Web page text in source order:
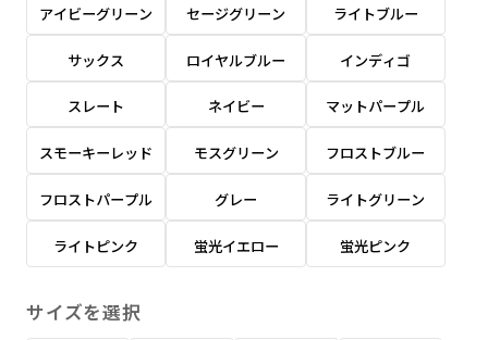
アイビーグリーン セージグリーン ライトブルー
サックス ロイヤルブルー インディゴ
スレート ネイビー マットパープル
スモーキーレッド モスグリーン フロストブルー
フロストパープル グレー ライトグリーン
ライトピンク 蛍光イエロー 蛍光ピンク
サイズを選択
文字だけのぼり［ +1,298円 ］
ご購入時の案内に沿って、文字をご指定くだ
さい。
文字だけのぼり（要画像確認）［ +1,598円
］
弊社よりJPG画像をお送りします。ご確認のお
返事を頂いたあとに製作開始いたします。
ロゴ有り名入れ［ +1,498円］
ご購入時の案内にそって、デザイン画のファ
ロゴ有り名入れ（要画像確認）［ +1,798
円］
弊社よりJPG画像をお送りします。ご確認のお
返事を頂いたあとに製作開始いたします。
コンパクト(45x150)
あまり一般的でないサイズですが最近、注文が増
えてきました。
コンビニさんなどで多いです。 お店の外観の邪魔
になりづらく、狭い範囲で沢山飾れます。
コンパクト(150x45)
あまり一般的でないサイズですが最近、注文が増
えてきました。
コンビニさんなどで多いです。 お店の外観の邪魔
になりづらく、狭い範囲で沢山飾れます。
タペストリー
加工
※パイプ紐付き
その他
※備考欄に要望をお書きください
Aバナー用チチ
（上2下2）